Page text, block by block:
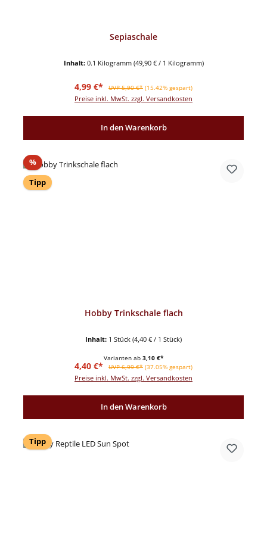
Sepiaschale
Inhalt: 0.1 Kilogramm (49,90 € / 1 Kilogramm)
Verkaufspreis:
4,99 €* Regulärer Preis:
UVP 5,90 €* (15.42% gespart)
Preise inkl. MwSt. zzgl. Versandkosten
In den Warenkorb
%Rabatt
Tipp
Hobby Trinkschale flach
Inhalt: 1 Stück (4,40 € / 1 Stück)
Varianten ab 3,10 €*
Verkaufspreis:
4,40 €* Regulärer Preis:
UVP 6,99 €* (37.05% gespart)
Preise inkl. MwSt. zzgl. Versandkosten
In den Warenkorb
Tipp